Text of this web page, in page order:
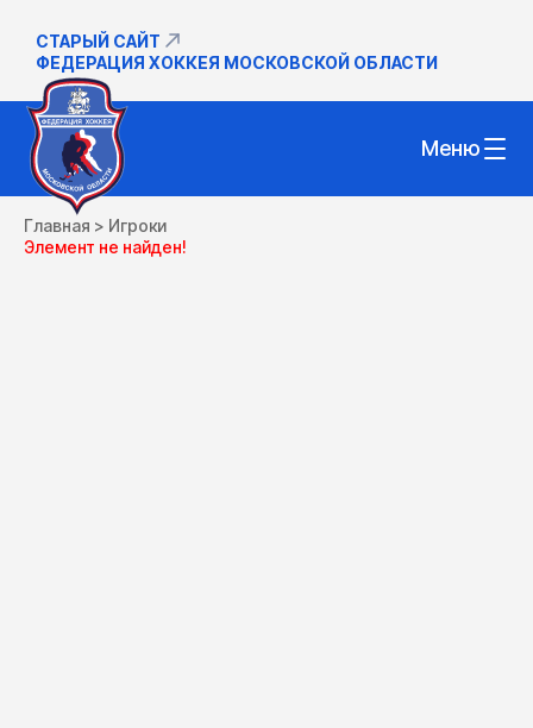
СТАРЫЙ САЙТ
ФЕДЕРАЦИЯ ХОККЕЯ МОСКОВСКОЙ ОБЛАСТИ
Меню
Главная > Игроки
Элемент не найден!